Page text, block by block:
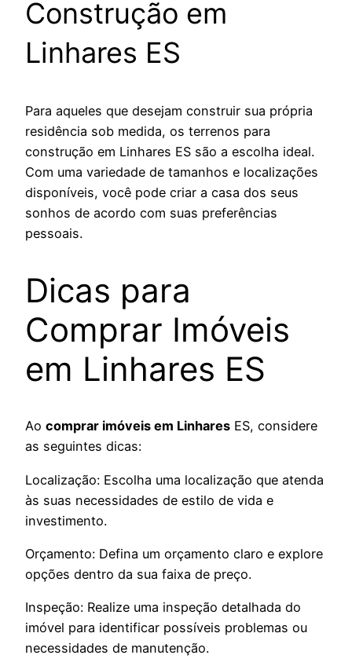
Construção em
Linhares ES
Para aqueles que desejam construir sua própria
residência sob medida, os terrenos para
construção em Linhares ES são a escolha ideal.
Com uma variedade de tamanhos e localizações
disponíveis, você pode criar a casa dos seus
sonhos de acordo com suas preferências
pessoais.
Dicas para
Comprar Imóveis
em Linhares ES
Ao comprar imóveis em Linhares ES, considere
as seguintes dicas:
Localização: Escolha uma localização que atenda
às suas necessidades de estilo de vida e
investimento.
Orçamento: Defina um orçamento claro e explore
opções dentro da sua faixa de preço.
Inspeção: Realize uma inspeção detalhada do
imóvel para identificar possíveis problemas ou
necessidades de manutenção.